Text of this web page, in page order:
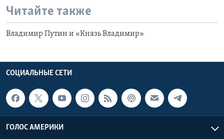
Читайте также
Владимир Путин и «Князь Владимир»
СОЦИАЛЬНЫЕ СЕТИ
ГОЛОС АМЕРИКИ